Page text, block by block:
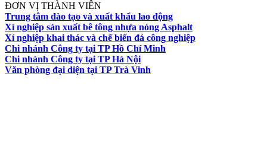
ĐƠN VỊ THÀNH VIÊN
Trung tâm đào tạo và xuất khẩu lao động
Xí nghiệp sản xuất bê tông nhựa nóng Asphalt
Xí nghiệp khai thác và chế biến đá công nghiệp
Chi nhánh Công ty tại TP Hồ Chí Minh
Chi nhánh Công ty tại TP Hà Nội
Văn phòng đại diện tại TP Trà Vinh